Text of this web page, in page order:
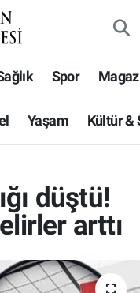
Spor
Yaşam Kültür &
düştü!
arttı